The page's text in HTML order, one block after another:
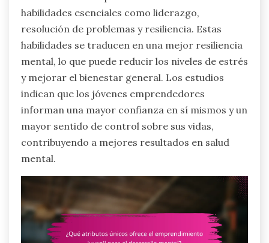
habilidades esenciales como liderazgo,
resolución de problemas y resiliencia. Estas
habilidades se traducen en una mejor resiliencia
mental, lo que puede reducir los niveles de estrés
y mejorar el bienestar general. Los estudios
indican que los jóvenes emprendedores
informan una mayor confianza en sí mismos y un
mayor sentido de control sobre sus vidas,
contribuyendo a mejores resultados en salud
mental.